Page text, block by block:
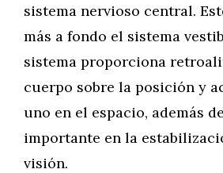
sistema nervioso central.
más a fondo el sistema
sistema proporciona
cuerpo sobre la posición y
uno en el espacio, además
importante en la
visión.